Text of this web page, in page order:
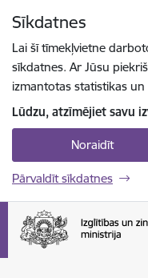
Sīkdatnes
Lai šī tīmekļvietne
sīkdatnes. Ar Jūsu
izmantotas statistikas
Lūdzu, atzīmējiet savu
Noraidīt
Pārvaldīt sīkdatnes